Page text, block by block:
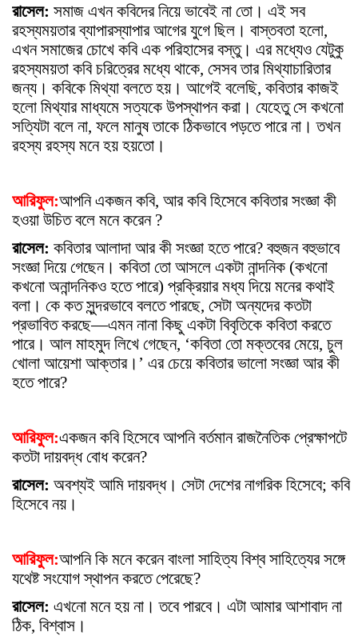
রাসেল: সমাজ এখন কবিদের নিয়ে ভাবেই না তো। এই সব
রহস্যময়তার ব্যাপারস্যাপার আগের যুগে ছিল। বাস্তবতা হলো,
এখন সমাজের চোখে কবি এক পরিহাসের বস্তু। এর মধ্যেও যেটুকু
রহস্যময়তা কবি চরিত্রের মধ্যে থাকে, সেসব তার মিথ্যাচারিতার
জন্য। কবিকে মিথ্যা বলতে হয়। আগেই বলেছি, কবিতার কাজই
হলো মিথ্যার মাধ্যমে সত্যকে উপস্থাপন করা। যেহেতু সে কখনো
সত্যিটা বলে না, ফলে মানুষ তাকে ঠিকভাবে পড়তে পারে না। তখন
রহস্য রহস্য মনে হয় হয়তো।
আরিফুল:আপনি একজন কবি, আর কবি হিসেবে কবিতার সংজ্ঞা কী
হওয়া উচিত বলে মনে করেন ?
রাসেল: কবিতার আলাদা আর কী সংজ্ঞা হতে পারে? বহুজন বহুভাবে
সংজ্ঞা দিয়ে গেছেন। কবিতা তো আসলে একটা নান্দনিক (কখনো
কখনো অনান্দনিকও হতে পারে) প্রক্রিয়ার মধ্য দিয়ে মনের কথাই
বলা। কে কত সুন্দরভাবে বলতে পারছে, সেটা অন্যদের কতটা
প্রভাবিত করছে—এমন নানা কিছু একটা বিবৃতিকে কবিতা করতে
পারে। আল মাহমুদ লিখে গেছেন, ‘কবিতা তো মক্তবের মেয়ে, চুল
খোলা আয়েশা আক্তার।’ এর চেয়ে কবিতার ভালো সংজ্ঞা আর কী
হতে পারে?
আরিফুল:একজন কবি হিসেবে আপনি বর্তমান রাজনৈতিক প্রেক্ষাপটে
কতটা দায়বদ্ধ বোধ করেন?
রাসেল: অবশ্যই আমি দায়বদ্ধ। সেটা দেশের নাগরিক হিসেবে; কবি
হিসেবে নয়।
আরিফুল:আপনি কি মনে করেন বাংলা সাহিত্য বিশ্ব সাহিত্যের সঙ্গে
যথেষ্ট সংযোগ স্থাপন করতে পেরেছে?
রাসেল: এখনো মনে হয় না। তবে পারবে। এটা আমার আশাবাদ না
ঠিক, বিশ্বাস।